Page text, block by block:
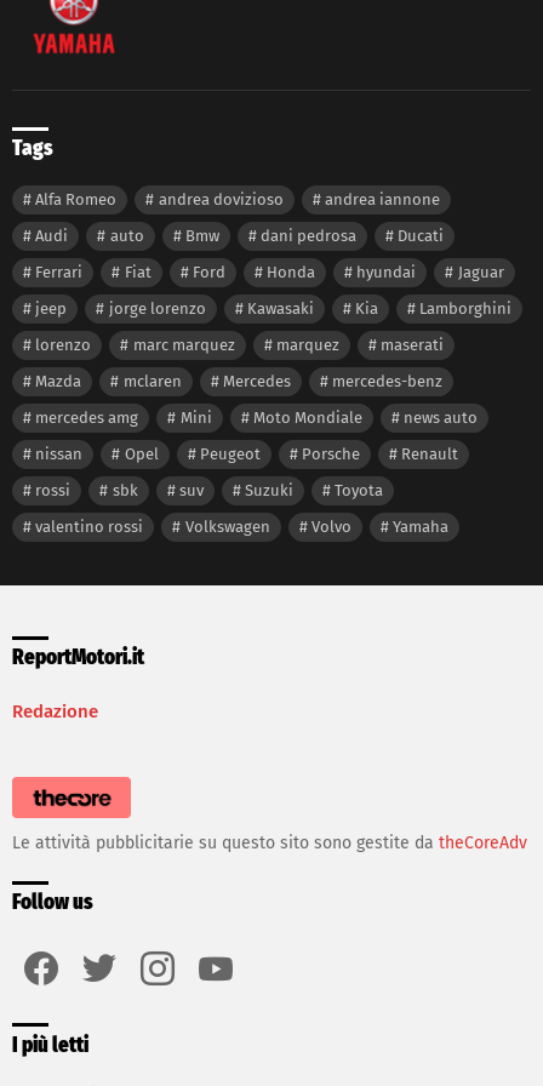
Tags
Alfa Romeo andrea dovizioso
andrea iannone
Audi
auto Bmw dani pedrosa
Ducati
Ferrari
Fiat Ford Honda hyundai
Jaguar
jeep
jorge lorenzo Kawasaki Kia
Lamborghini
lorenzo
marc marquez marquez
maserati
Mazda
mclaren Mercedes
mercedes-benz
mercedes amg
Mini Moto Mondiale
news auto
nissan
Opel Peugeot Porsche
Renault
rossi
sbk suv Suzuki
Toyota
valentino rossi
Volkswagen Volvo Yamaha
ReportMotori.it
Redazione
Le attività pubblicitarie su questo sito sono gestite da theCoreAdv
Follow us
I più letti